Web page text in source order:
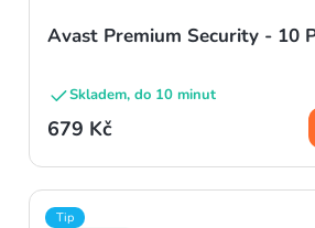
Avast Premium Security - 10
Skladem, do 10 minut
679 Kč
Tip